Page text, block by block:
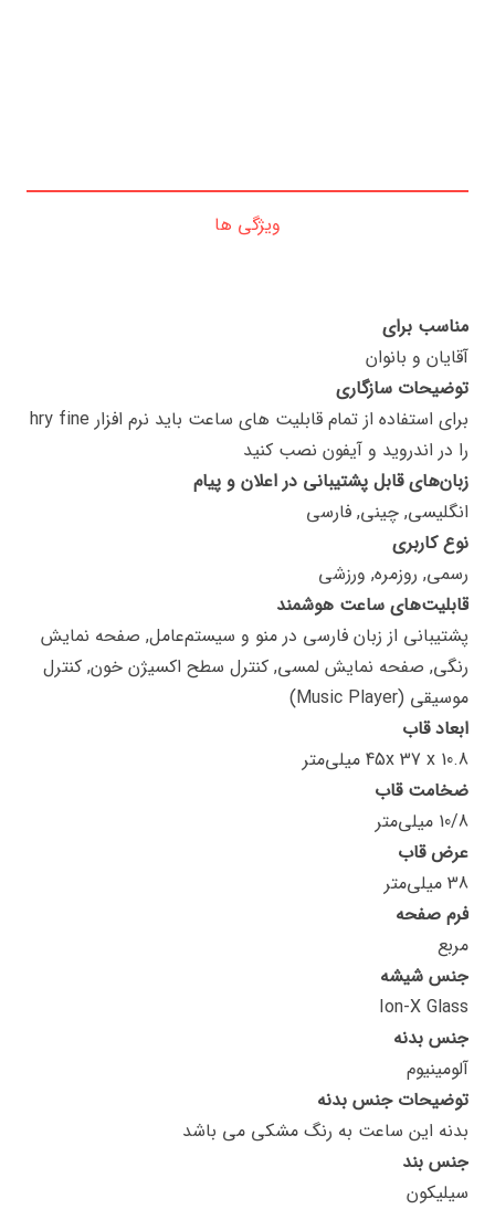
ویژگی ها
مناسب برای
آقایان و بانوان
توضیحات سازگاری
برای استفاده از تمام قابلیت های ساعت باید نرم افزار hry fine
را در اندروید و آیفون نصب کنید
زبان‌های قابل پشتیبانی در اعلان و پیام
انگلیسی, چینی, فارسی
نوع کاربری
رسمی, روزمره, ورزشی
قابلیت‌های ساعت هوشمند
پشتیبانی از زبان فارسی در منو و سیستم‌عامل, صفحه نمایش
رنگی, صفحه نمایش لمسی, کنترل سطح اکسیژن خون, کنترل
موسیقی (Music Player)
ابعاد قاب
45x 37 x 10.8 میلی‌متر
ضخامت قاب
10/8 میلی‌متر
عرض قاب
38 میلی‌متر
فرم صفحه
مربع
جنس شیشه
Ion-X Glass
جنس بدنه
آلومینیوم
توضیحات جنس بدنه
بدنه این ساعت به رنگ مشکی می باشد
جنس بند
سیلیکون